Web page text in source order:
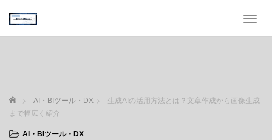
T
a
ホーム AI・BIツール・DX
生成AIの活用方法とは？文章作成から画像生成
まで幅広く紹介
AI・BIツール・DX